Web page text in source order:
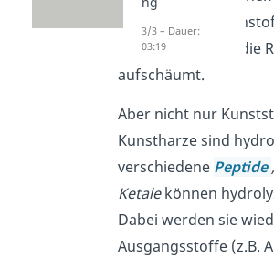
spaltet sich
sorgt dafür, dass die
aufschäumt.
Aber nicht nur
Kunstharze sind
verschiedene Peptide
Ketalekönnen
Dabei werden sie
Ausgangsstoffe (z.B.
3/3 – Dauer:
03:19